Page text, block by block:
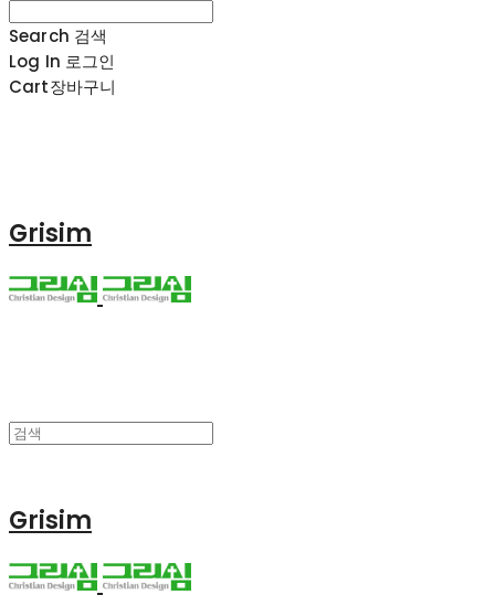
Search 검색
Log In 로그인
Cart장바구니
Grisim
Grisim